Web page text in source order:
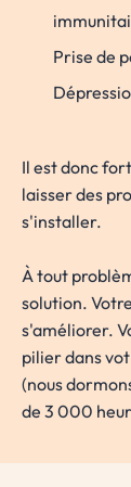
Prise de
Il est donc
laisser des
s'installer.
À tout
solution.
s'améliorer.
pilier dans
(nous
de 3 000